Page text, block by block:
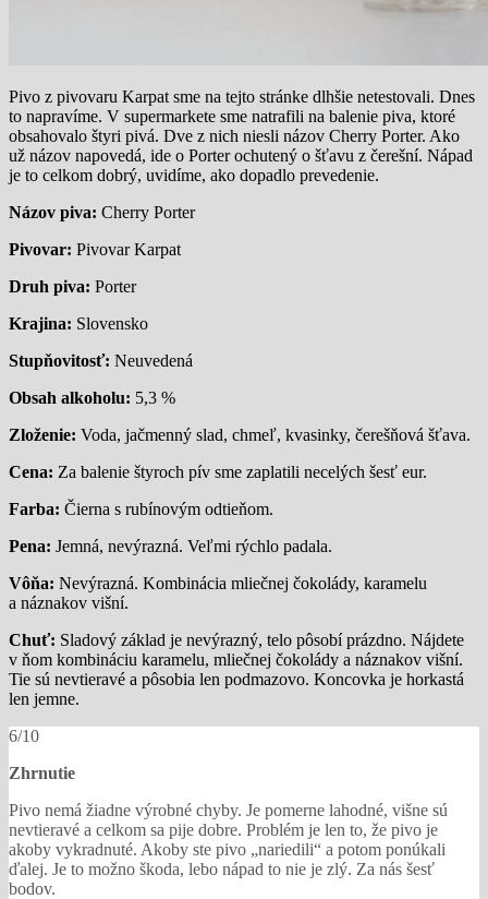
Pivo z pivovaru Karpat sme na tejto stránke dlhšie netestovali. Dnes
to napravíme. V supermarkete sme natrafili na balenie piva, ktoré
obsahovalo štyri pivá. Dve z nich niesli názov Cherry Porter. Ako
už názov napovedá, ide o Porter ochutený o šťavu z čerešní. Nápad
je to celkom dobrý, uvidíme, ako dopadlo prevedenie.
Názov piva: Cherry Porter
Pivovar: Pivovar Karpat
Druh piva: Porter
Krajina: Slovensko
Stupňovitosť: Neuvedená
Obsah alkoholu: 5,3 %
Zloženie: Voda, jačmenný slad, chmeľ, kvasinky, čerešňová šťava.
Cena: Za balenie štyroch pív sme zaplatili necelých šesť eur.
Farba: Čierna s rubínovým odtieňom.
Pena: Jemná, nevýrazná. Veľmi rýchlo padala.
Vôňa: Nevýrazná. Kombinácia mliečnej čokolády, karamelu
a náznakov višní.
Chuť: Sladový základ je nevýrazný, telo pôsobí prázdno. Nájdete
v ňom kombináciu karamelu, mliečnej čokolády a náznakov višní.
Tie sú nevtieravé a pôsobia len podmazovo. Koncovka je horkastá
len jemne.
6/10
Zhrnutie
Pivo nemá žiadne výrobné chyby. Je pomerne lahodné, višne sú
nevtieravé a celkom sa pije dobre. Problém je len to, že pivo je
akoby vykradnuté. Akoby ste pivo „nariedili“ a potom ponúkali
ďalej. Je to možno škoda, lebo nápad to nie je zlý. Za nás šesť
bodov.